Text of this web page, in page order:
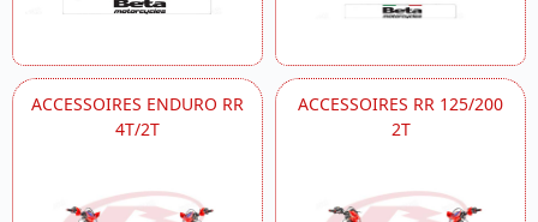
ACCESSOIRES ENDURO RR
4T/2T
ACCESSOIRES RR 125/200
2T